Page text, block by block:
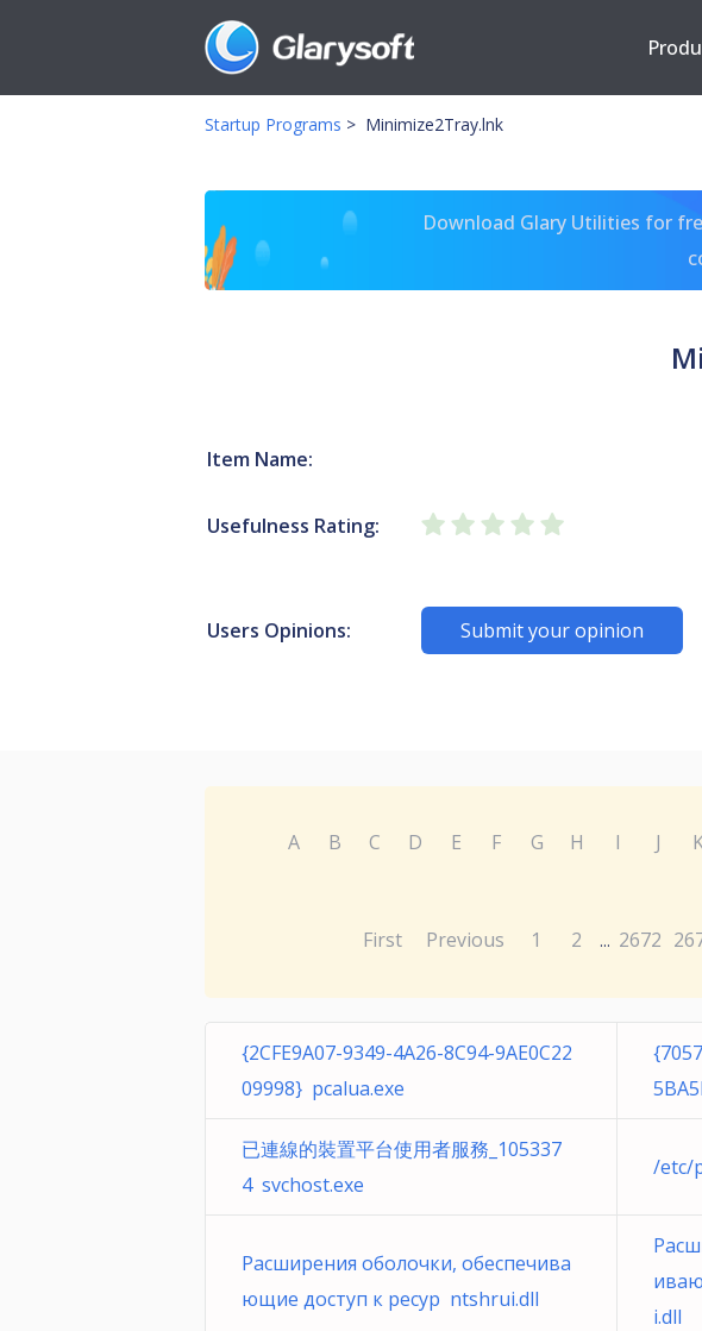
Startup Programs > Minimize2Tray.lnk
Download Glary Utilities for
Item Name:
Usefulness Rating:
Users Opinions: Submit your opinion
A B C D E F G H I J
First Previous 1 2 ... 2672
{2CFE9A07-9349-4A26-8C94-9AE0C22
09998} pcalua.exe
已連線的裝置平台使用者服務_105337
4 svchost.exe
/etc/
Расширения оболочки, обеспечива
ющие доступ к ресур ntshrui.dll
i.dll